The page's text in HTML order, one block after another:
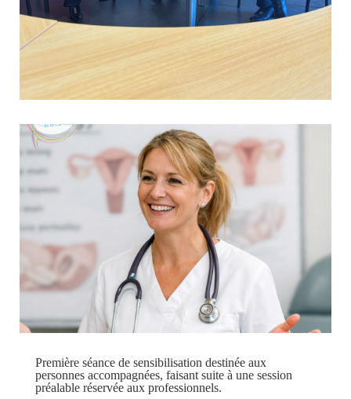
Réseau Libéo : 20 trajets évalués par des personnes en
situation de handicap accompagnées par l’Adapei de la
Corrèze
30 décembre 2025 Article Culture & Loisirs
TRANSORCO Mobilités, mandatée par la Communauté
d’Agglomération du Bassin de Brive, réalise des mesures
qualité pour le compte de l’Autorité Organisatrice de
Mobilités. Dans ce cadre, une convention a été signée avec
l’Adapei de la Corrèze afin d’évaluer...
Première séance de sensibilisation destinée aux
personnes accompagnées, faisant suite à une session
préalable réservée aux professionnels.